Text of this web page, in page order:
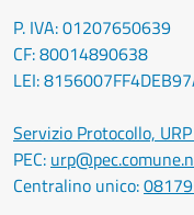
P. IVA: 01207650639
CF: 80014890638
LEI:
Servizio Protocollo,
PEC:
Centralino unico: